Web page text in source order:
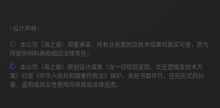
设计声明
本公司（海之睿）郑重承诺：所有业务案例及技术成果均真实可查，愿为
所提供材料承担相应法律责任；
本公司（海之睿）原创设计成果（含一切视觉呈现、交互逻辑及技术方
案）均受《中华人民共和国著作权法》保护，未经书面许可，任何形式的抄
袭、盗用或商业性使用均将面临法律追责。